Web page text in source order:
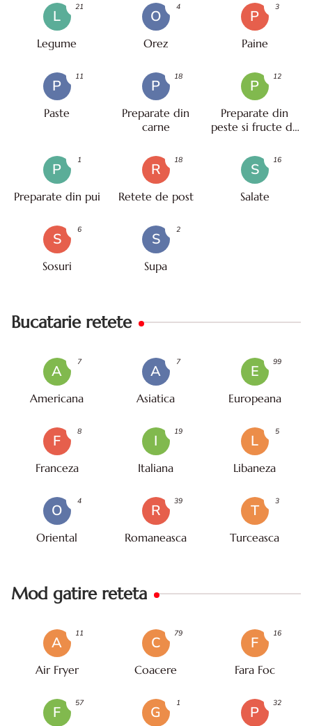
L
Legume
21
O
Orez
4
P
Paine
3
P
Paste
11
P
Preparate din
carne
18
P
Preparate din
peste si fructe de
12
P
Preparate din pui
1
R
Retete de post
18
S
Salate
16
S
Sosuri
6
S
Supa
2
Bucatarie retete
A
Americana
7
A
Asiatica
7
E
Europeana
99
F
Franceza
8
I
Italiana
19
L
Libaneza
5
O
Oriental
4
R
Romaneasca
39
T
Turceasca
3
Mod gatire reteta
A
Air Fryer
11
C
Coacere
79
F
Fara Foc
16
F
57
G
1
P
32